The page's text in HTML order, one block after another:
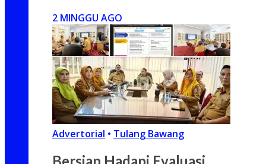
2 MINGGU AGO
Advertorial • Tulang Bawang